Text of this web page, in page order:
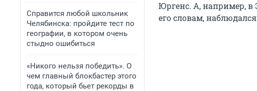
Справится любой школьник
Челябинска: пройдите тест по
географии, в котором очень
стыдно ошибиться
«Никого нельзя победить». О
чем главный блокбастер этого
года, который бьет рекорды в
Юргенс. А, например, в
его словам, наблюдался